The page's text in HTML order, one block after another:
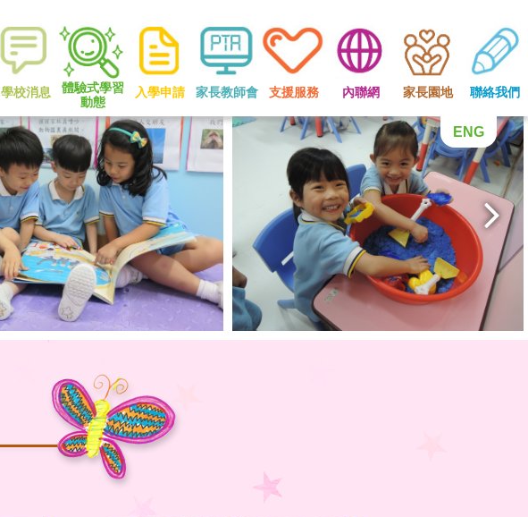
學校消息
體驗式學習
動態
入學申請 家長教師會 支援服務 內聯網 家長園地 聯絡我們
ENG